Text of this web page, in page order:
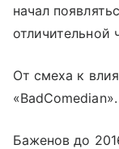
начал
отличительной
От смеха к
«BadComedian».
Баженов до